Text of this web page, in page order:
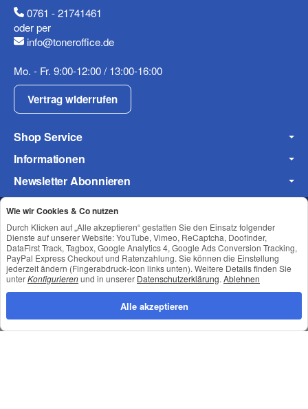
Frage zum Artikel
Ihre Frage
Datenschutzerklärung
0761 - 21741461
oder per
info@toneroffice.de
Mo. - Fr. 9:00-12:00 / 13:00-16:00
Vertrag widerrufen
Shop Service
Informationen
Newsletter Abonnieren
Datenschutz•Impressum
Wie wir Cookies & Co nutzen
Durch Klicken auf „Alle akzeptieren“ gestatten Sie den Einsatz folgender
Dienste auf unserer Website: YouTube, Vimeo, ReCaptcha, Doofinder,
DataFirst Track, Tagbox, Google Analytics 4, Google Ads Conversion Tracking,
PayPal Express Checkout und Ratenzahlung. Sie können die Einstellung
jederzeit ändern (Fingerabdruck-Icon links unten). Weitere Details finden Sie
unterKonfigurierenund in unserer Datenschutzerklärung. Ablehnen
Alle akzeptieren